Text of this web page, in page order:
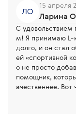
ЛО
15 апреля
Ларина
С
м! Я принимаю L-
долго, и он стал
ей «спортивной
о не просто
помощник,
ачественнее. Вот что я заметила на свое